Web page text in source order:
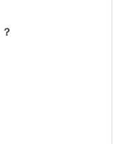
り、オンライン環
細は
最新版 / Safari
る